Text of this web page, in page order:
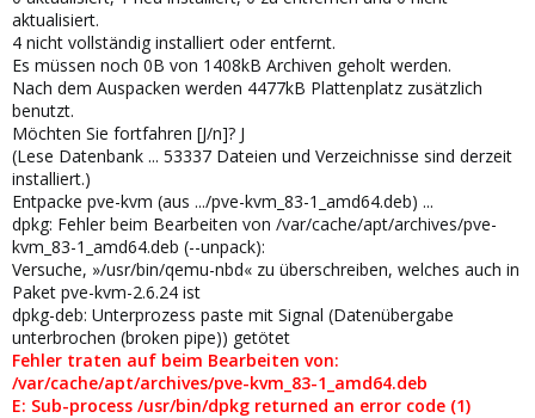
aktualisiert.
4 nicht vollständig installiert oder entfernt.
Es müssen noch 0B von 1408kB Archiven geholt werden.
Nach dem Auspacken werden 4477kB Plattenplatz zusätzlich
benutzt.
Möchten Sie fortfahren [J/n]? J
(Lese Datenbank ... 53337 Dateien und Verzeichnisse sind derzeit
installiert.)
Entpacke pve-kvm (aus .../pve-kvm_83-1_amd64.deb) ...
dpkg: Fehler beim Bearbeiten von /var/cache/apt/archives/pve-
kvm_83-1_amd64.deb (--unpack):
Versuche, »/usr/bin/qemu-nbd« zu überschreiben, welches auch in
Paket pve-kvm-2.6.24 ist
dpkg-deb: Unterprozess paste mit Signal (Datenübergabe
unterbrochen (broken pipe)) getötet
Fehler traten auf beim Bearbeiten von:
/var/cache/apt/archives/pve-kvm_83-1_amd64.deb
E: Sub-process /usr/bin/dpkg returned an error code (1)